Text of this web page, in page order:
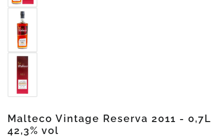
Malteco Vintage Reserva 2011 - 0,7L
42,3% vol